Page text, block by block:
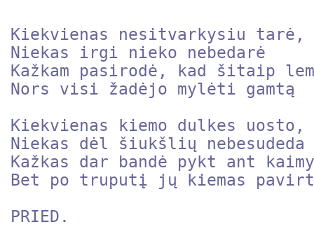
Kiekvienas nesitvarkysiu tarė,
Niekas irgi nieko nebedarė
Kažkam pasirodė, kad šitaip
Nors visi žadėjo mylėti gamtą
Kiekvienas kiemo dulkes uosto,
Niekas dėl šiukšlių nebesudeda
Kažkas dar bandė pykt ant
Bet po truputį jų kiemas
PRIED.